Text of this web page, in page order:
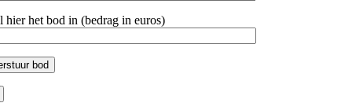
hier het bod in (bedrag in euros)